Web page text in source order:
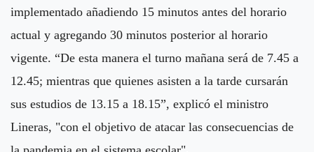
implementado añadiendo 15 minutos antes del horario
actual y agregando 30 minutos posterior al horario
vigente. “De esta manera el turno mañana será de 7.45 a
12.45; mientras que quienes asisten a la tarde cursarán
sus estudios de 13.15 a 18.15”, explicó el ministro
Lineras, "con el objetivo de atacar las consecuencias de